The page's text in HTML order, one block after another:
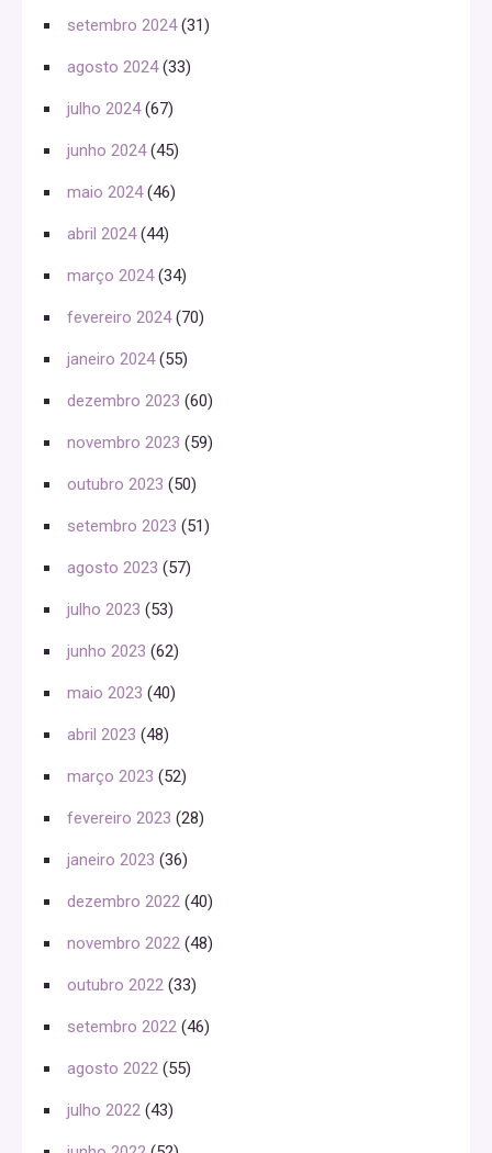
setembro 2024(31)
agosto 2024(33)
julho 2024(67)
junho 2024(45)
maio 2024(46)
abril 2024(44)
março 2024(34)
fevereiro 2024(70)
janeiro 2024(55)
dezembro 2023 (60)
novembro 2023 (59)
outubro 2023 (50)
setembro 2023 (51)
agosto 2023 (57)
julho 2023 (53)
junho 2023 (62)
maio 2023 (40)
abril 2023 (48)
março 2023 (52)
fevereiro 2023 (28)
janeiro 2023 (36)
dezembro 2022 (40)
novembro 2022 (48)
outubro 2022 (33)
setembro 2022 (46)
agosto 2022 (55)
julho 2022 (43)